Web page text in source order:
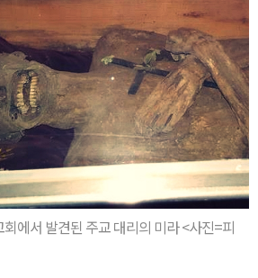
에서 발견된 주교 대리의 미라 <사진=피